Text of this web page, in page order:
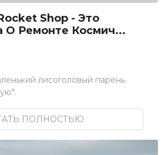
Shop - Это
О Ремонте Космич...
лисоголовый парень
ПОЛНОСТЬЮ